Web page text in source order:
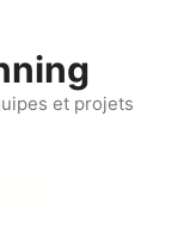
et projets